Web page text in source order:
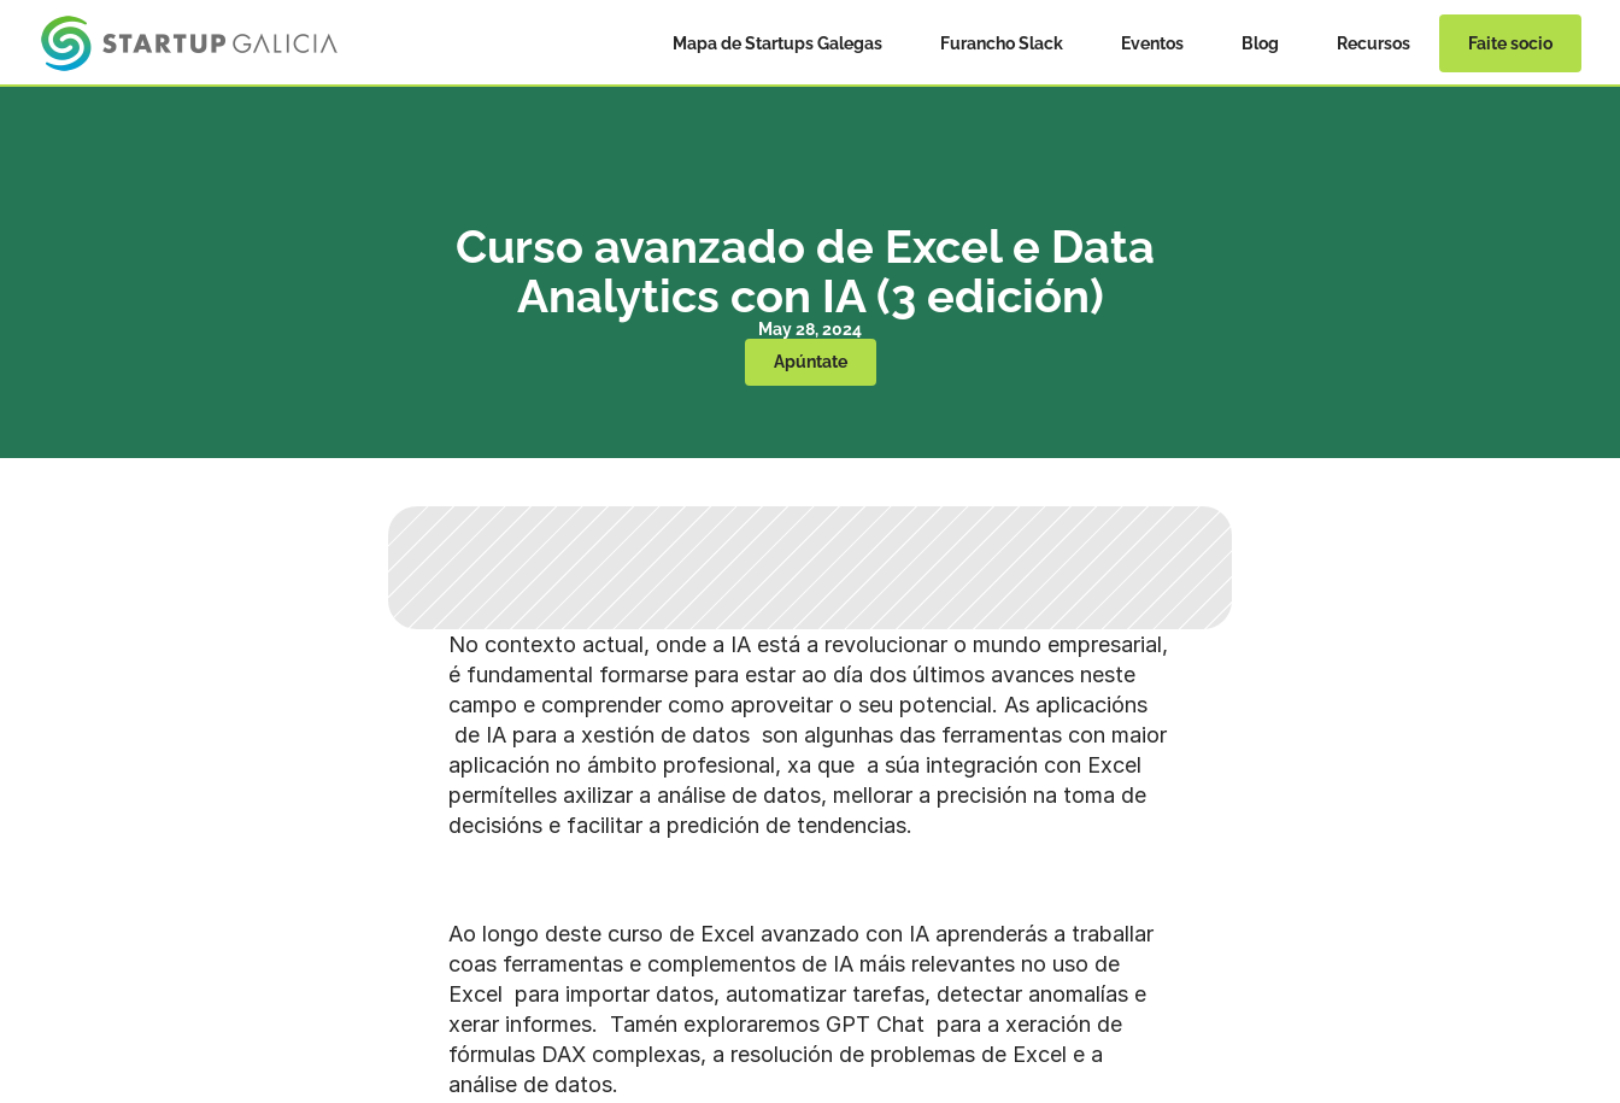
Mapa de Startups Galegas Furancho Slack Eventos Blog Recursos Faite socio
Curso avanzado de Excel e Data
Analytics con IA (3 edición)
May 28, 2024
Apúntate
No contexto actual, onde a IA está a revolucionar o mundo empresarial,
é fundamental formarse para estar ao día dos últimos avances neste
campo e comprender como aproveitar o seu potencial. As aplicacións
de IA para a xestión de datos  son algunhas das ferramentas con maior
aplicación no ámbito profesional, xa que  a súa integración con Excel
permítelles axilizar a análise de datos, mellorar a precisión na toma de
decisións e facilitar a predición de tendencias.
Ao longo deste curso de Excel avanzado con IA aprenderás a traballar
coas ferramentas e complementos de IA máis relevantes no uso de
Excel  para importar datos, automatizar tarefas, detectar anomalías e
xerar informes.  Tamén exploraremos GPT Chat  para a xeración de
fórmulas DAX complexas, a resolución de problemas de Excel e a
análise de datos.